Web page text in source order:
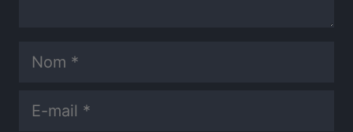
Nom
E-